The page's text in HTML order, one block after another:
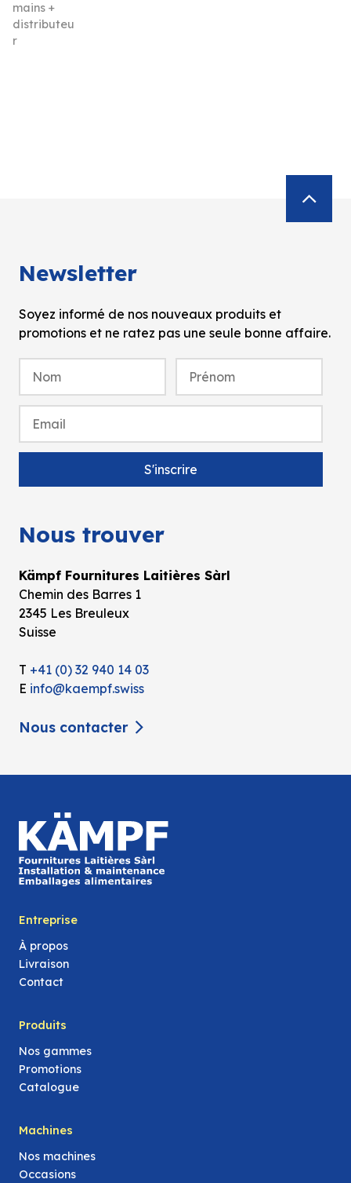
mains +
distributeu
r
Newsletter
Soyez informé de nos nouveaux produits et
promotions et ne ratez pas une seule bonne affaire.
Nous trouver
Kämpf Fournitures Laitières Sàrl
Chemin des Barres 1
2345 Les Breuleux
Suisse
T +41 (0) 32 940 14 03
E info@kaempf.swiss
Nous contacter
Entreprise
À propos
Livraison
Contact
Produits
Nos gammes
Promotions
Catalogue
Machines
Nos machines
Occasions